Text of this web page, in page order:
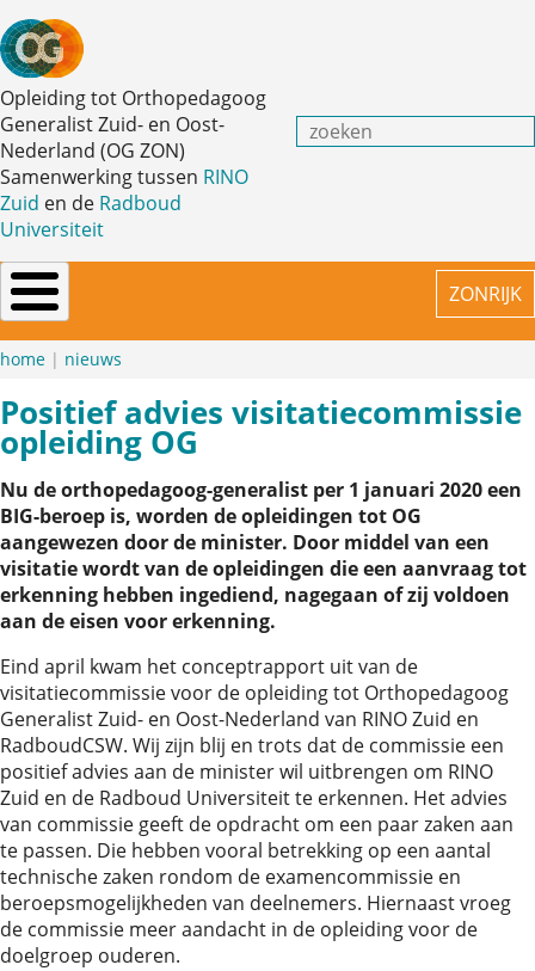
Overslaan
en
naar
de
inhoud
gaan
Opleiding tot Orthopedagoog
Generalist Zuid- en Oost-
Nederland (OG ZON)
Samenwerking tussen RINO
Zuid en de Radboud
Universiteit
Zoeken
ZONRIJK
Kruimelpad
home nieuws
Positief advies visitatiecommissie
opleiding OG
Nu de orthopedagoog-generalist per 1 januari 2020 een
BIG-beroep is, worden de opleidingen tot OG
aangewezen door de minister. Door middel van een
visitatie wordt van de opleidingen die een aanvraag tot
erkenning hebben ingediend, nagegaan of zij voldoen
aan de eisen voor erkenning.
Eind april kwam het conceptrapport uit van de
visitatiecommissie voor de opleiding tot Orthopedagoog
Generalist Zuid- en Oost-Nederland van RINO Zuid en
RadboudCSW. Wij zijn blij en trots dat de commissie een
positief advies aan de minister wil uitbrengen om RINO
Zuid en de Radboud Universiteit te erkennen. Het advies
van commissie geeft de opdracht om een paar zaken aan
te passen. Die hebben vooral betrekking op een aantal
technische zaken rondom de examencommissie en
beroepsmogelijkheden van deelnemers. Hiernaast vroeg
de commissie meer aandacht in de opleiding voor de
doelgroep ouderen.